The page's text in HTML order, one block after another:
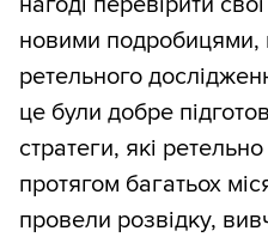
новими подробицями,
ретельного
це були добре
стратеги, які
протягом багатьох
провели розвідку,